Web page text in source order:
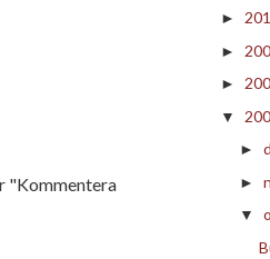
"Kommentera
►
►
►
▼
►
►
▼